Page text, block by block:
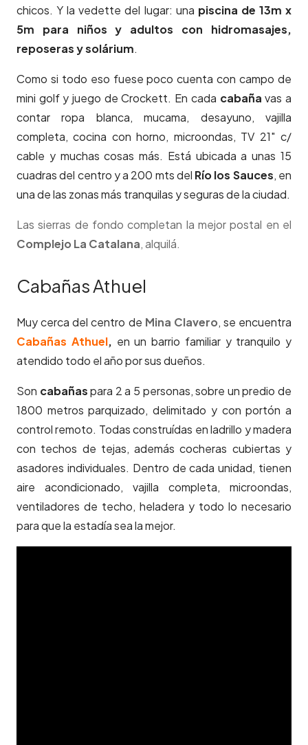
chicos. Y la vedette del lugar: una piscina de 13m x
5m para niños y adultos con hidromasajes,
reposeras y solárium.
Como si todo eso fuese poco cuenta con campo de
mini golf y juego de Crockett. En cada cabaña vas a
contar ropa blanca, mucama, desayuno, vajilla
completa, cocina con horno, microondas, TV 21″ c/
cable y muchas cosas más. Está ubicada a unas 15
cuadras del centro y a 200 mts del Río los Sauces, en
una de las zonas más tranquilas y seguras de la ciudad.
Las sierras de fondo completan la mejor postal en el
Complejo La Catalana, alquilá.
Cabañas Athuel
Muy cerca del centro de Mina Clavero, se encuentra
Cabañas Athuel, en un barrio familiar y tranquilo y
atendido todo el año por sus dueños.
Son cabañaspara 2 a 5 personas, sobre un predio de
1800 metros parquizado, delimitado y con portón a
control remoto. Todas construídas en ladrillo y madera
con techos de tejas, además cocheras cubiertas y
asadores individuales. Dentro de cada unidad, tienen
aire acondicionado, vajilla completa, microondas,
ventiladores de techo, heladera y todo lo necesario
para que la estadía sea la mejor.